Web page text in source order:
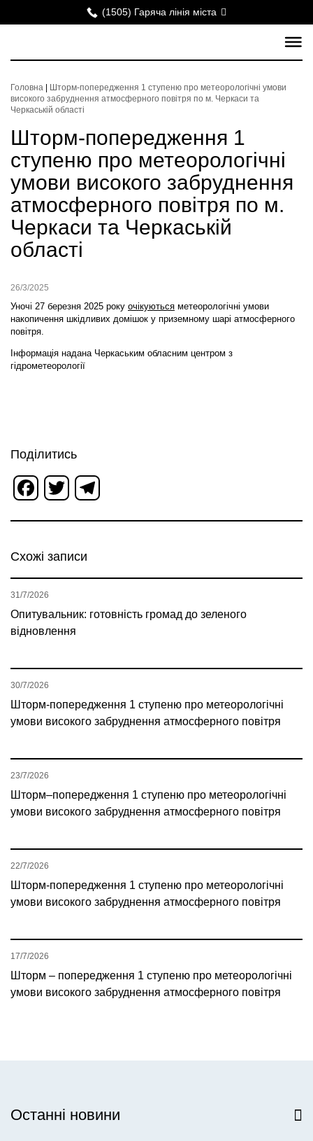
(1505) Гаряча лінія міста
Головна
Шторм-попередження 1 ступеню про метеорологічні умови
високого забруднення атмосферного повітря по м. Черкаси та
Черкаській області
Шторм-попередження 1
ступеню про метеорологічні
умови високого забруднення
атмосферного повітря по м.
Черкаси та Черкаській
області
26/3/2025
Уночі 27 березня 2025 року очікуються метеорологічні умови
накопичення шкідливих домішок у приземному шарі атмосферного
повітря.
Інформація надана Черкаським обласним центром з
гідрометеорології
Поділитись
Facebook
Twitter
Схожі записи
Опитувальник: готовність громад до зеленого
відновлення
31/7/2026
Шторм-попередження 1 ступеню про метеорологічні
умови високого забруднення атмосферного повітря
30/7/2026
Шторм–попередження 1 ступеню про метеорологічні
умови високого забруднення атмосферного повітря
23/7/2026
Шторм-попередження 1 ступеню про метеорологічні
умови високого забруднення атмосферного повітря
22/7/2026
Шторм – попередження 1 ступеню про метеорологічні
умови високого забруднення атмосферного повітря
17/7/2026
Останні новини